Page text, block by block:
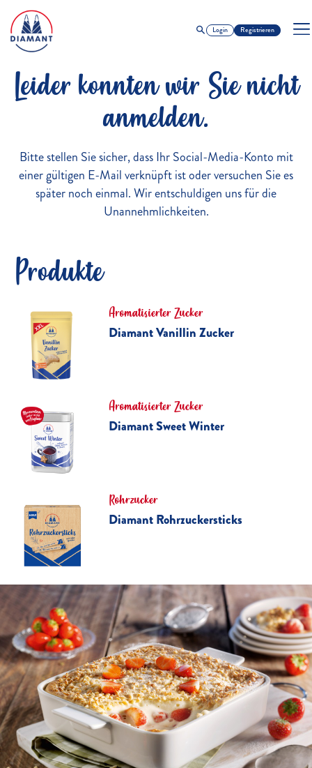
Login Registrieren
Leider konnten wir Sie nicht
anmelden.
Bitte stellen Sie sicher, dass Ihr Social-Media-Konto mit
einer gültigen E-Mail verknüpft ist oder versuchen Sie es
später noch einmal. Wir entschuldigen uns für die
Unannehmlichkeiten.
Produkte
Aromatisierter Zucker
Diamant Vanillin Zucker
Aromatisierter Zucker
Diamant Sweet Winter
Rohrzucker
Diamant Rohrzuckersticks